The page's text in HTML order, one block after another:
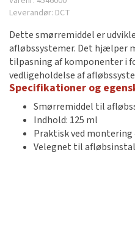
Leverandør: DCT
Dette smørremiddel er
afløbssystemer. Det hjælper
tilpasning af komponenter i
vedligeholdelse af
Specifikationer og
Smørremiddel til
Indhold: 125 ml
Praktisk ved
Velegnet til